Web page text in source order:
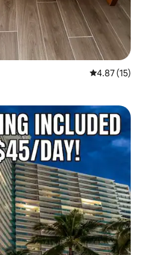
レビュー15
4.87 (15)